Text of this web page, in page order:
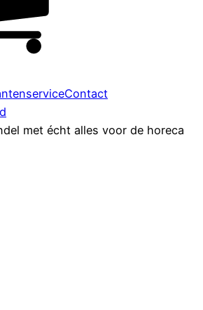
Contact
met écht alles voor de horeca